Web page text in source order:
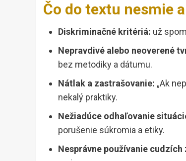
Čo do textu nesmie
Diskriminačné kritériá: už
Nepravdivé alebo neoverené
bez metodiky a dátumu.
Nátlak a zastrašovanie: „Ak
nekalý praktiky.
Nežiadúce odhaľovanie
porušenie súkromia a etiky.
Nesprávne používanie